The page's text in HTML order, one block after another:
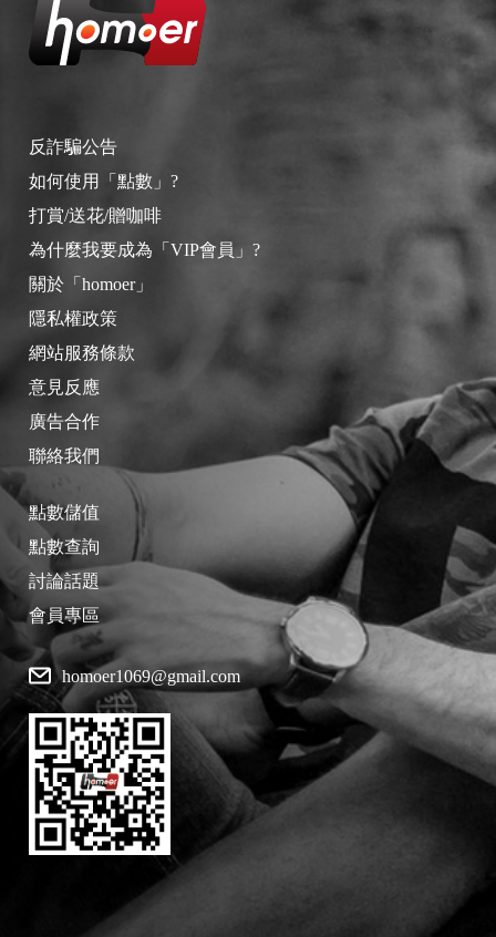
反詐騙公告
如何使用「點數」?
打賞/送花/贈咖啡
為什麼我要成為「VIP會員」?
關於「homoer」
隱私權政策
網站服務條款
意見反應
廣告合作
聯絡我們
點數儲值
點數查詢
討論話題
會員專區
homoer1069@gmail.com